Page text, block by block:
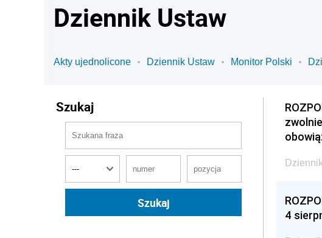
Dziennik Ustaw
Akty ujednolicone Dziennik Ustaw Monitor Polski
Szukaj
4